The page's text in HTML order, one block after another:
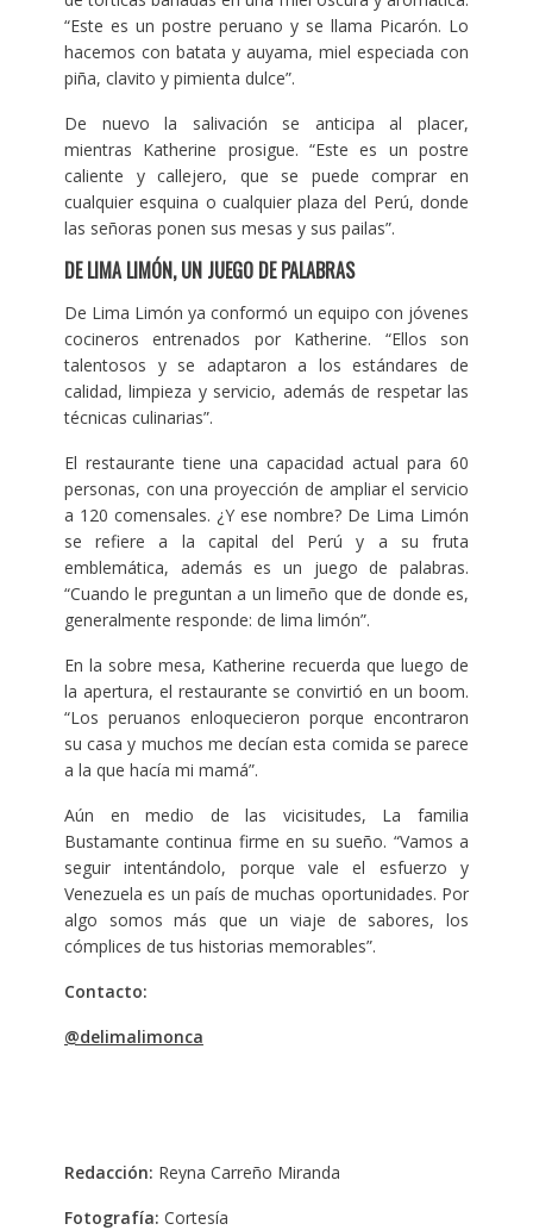
“Este es un postre peruano y se llama Picarón. Lo
hacemos con batata y auyama, miel especiada con
piña, clavito y pimienta dulce”.
De nuevo la salivación se anticipa al placer,
mientras Katherine prosigue. “Este es un postre
caliente y callejero, que se puede comprar en
cualquier esquina o cualquier plaza del Perú, donde
las señoras ponen sus mesas y sus pailas”.
DE LIMA LIMÓN, UN JUEGO DE PALABRAS
De Lima Limón ya conformó un equipo con jóvenes
cocineros entrenados por Katherine. “Ellos son
talentosos y se adaptaron a los estándares de
calidad, limpieza y servicio, además de respetar las
técnicas culinarias”.
El restaurante tiene una capacidad actual para 60
personas, con una proyección de ampliar el servicio
a 120 comensales. ¿Y ese nombre? De Lima Limón
se refiere a la capital del Perú y a su fruta
emblemática, además es un juego de palabras.
“Cuando le preguntan a un limeño que de donde es,
generalmente responde: de lima limón”.
En la sobre mesa, Katherine recuerda que luego de
la apertura, el restaurante se convirtió en un boom.
“Los peruanos enloquecieron porque encontraron
su casa y muchos me decían esta comida se parece
a la que hacía mi mamá”.
Aún en medio de las vicisitudes, La familia
Bustamante continua firme en su sueño. “Vamos a
seguir intentándolo, porque vale el esfuerzo y
Venezuela es un país de muchas oportunidades. Por
algo somos más que un viaje de sabores, los
cómplices de tus historias memorables”.
Contacto:
@delimalimonca
Redacción: Reyna Carreño Miranda
Fotografía: Cortesía